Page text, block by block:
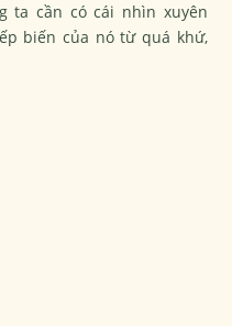
ta cần có cái nhìn xuyên
biến của nó từ quá khứ,